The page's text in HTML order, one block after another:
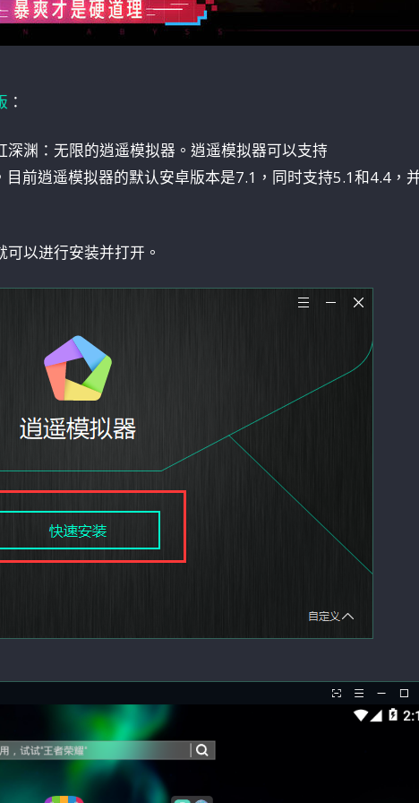
：
深渊：无限的逍遥模拟器。逍遥模拟器可以支持
前逍遥模拟器的默认安卓版本是7.1，同时支持5.1和4.4，
可以进行安装并打开。